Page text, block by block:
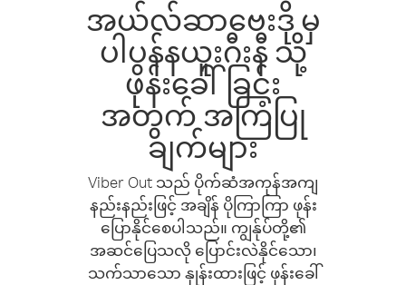
အယ်လ်ဆာဗေးဒို မှ
ပါပွန်နယူးဂီးနီ သို့
ဖုန်းခေါ်ခြင်း
အတွက် အကြံပြု
ချက်များ
Viber Out သည် ပိုက်ဆံအကုန်အကျ
နည်းနည်းဖြင့် အချိန် ပိုကြာကြာ ဖုန်း
ပြောနိုင်စေပါသည်။ ကျွန်ုပ်တို့၏
အဆင်ပြေသလို ပြောင်းလဲနိုင်သော၊
သက်သာသော နှုန်းထားဖြင့် ဖုန်းခေါ်